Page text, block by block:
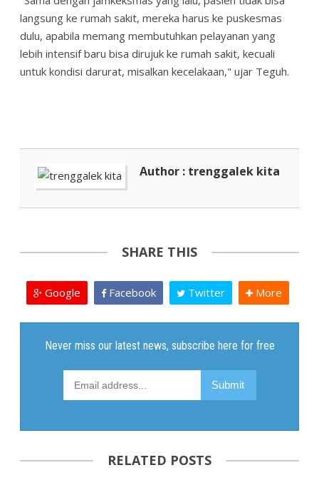
langsung ke rumah sakit, mereka harus ke puskesmas
dulu, apabila memang membutuhkan pelayanan yang
lebih intensif baru bisa dirujuk ke rumah sakit, kecuali
untuk kondisi darurat, misalkan kecelakaan," ujar Teguh.
Author : trenggalek kita
SHARE THIS
Google Facebook Twitter More
RELATED POSTS